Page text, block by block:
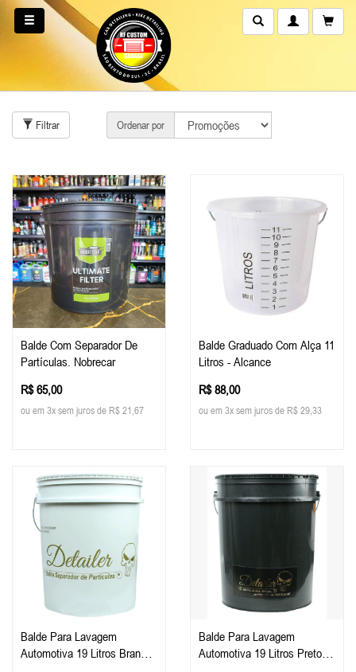
Filtrar Ordenar por
Balde Com Separador De
Partículas. Nobrecar
R$ 65,00
ou em 3x sem juros de R$ 21,67
Balde Graduado Com Alça 11
Litros - Alcance
R$ 88,00
ou em 3x sem juros de R$ 29,33
Balde Para Lavagem
Automotiva 19 Litros Branco
Balde Para Lavagem
Automotiva 19 Litros Preto -